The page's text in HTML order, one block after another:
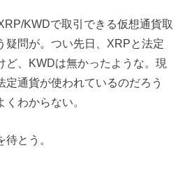
KWDで取引できる仮想通貨取
疑問が。つい先日、XRPと法定
ど、KWDは無かったような。現
定通貨が使われているのだろう
わからない。
とう。